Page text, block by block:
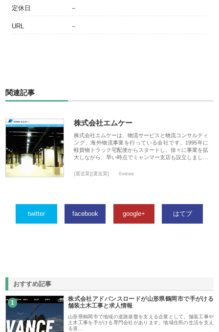
定休日 －
URL －
関連記事
株式会社エムケー
株式会社エムケーは、物流サービスと物流コンサルティ
ング、海外物流事業を行っている会社です。1995年に
軽貨物トラック宅配便からスタートし、徐々に事業を拡
大しながら、早い時点でミャンマー支店も設立しまし…
[運送業][運送業] 0views
twitter facebook google+ はてブ
おすすめ記事
1
株式会社アドバンスロードが山形県鶴岡市で手がける
舗装土木工事と求人情報
山形県鶴岡市で地域の道路基盤を支える企業として、舗装工事や
土木工事を手がける専門会社があります。地域住民の生活を支え
る道…